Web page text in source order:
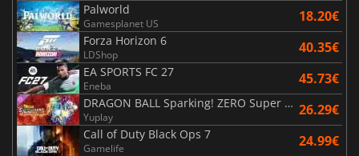
Palworld
Gamesplanet US 18.20€
Forza Horizon 6
LDShop 40.35€
EA SPORTS FC 27
Eneba 45.73€
DRAGON BALL Sparking! ZERO Super Limit Breaking NEO
Yuplay 26.29€
Call of Duty Black Ops 7
Gamelife 24.99€